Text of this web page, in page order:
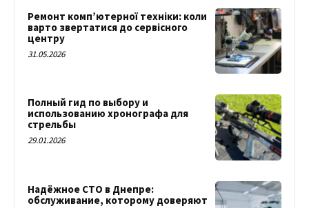
Ремонт комп’ютерної техніки: коли
варто звертатися до сервісного
центру
31.05.2026
Полный гид по выбору и
использованию хронографа для
стрельбы
29.01.2026
Надёжное СТО в Днепре:
обслуживание, которому доверяют